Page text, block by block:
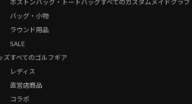
ズ
レディス
直営店商品
コラボ
バッグ・小物
ラウンド用品
SALE
すべてのゴルフギア